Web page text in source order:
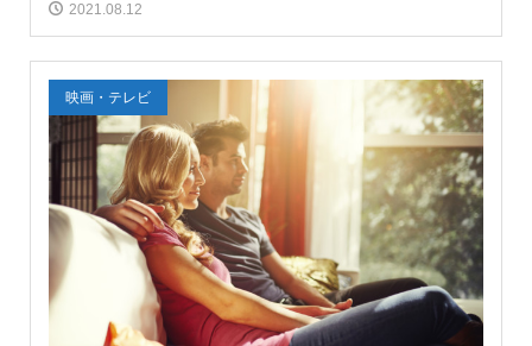
2021.08.12
映画・テレビ